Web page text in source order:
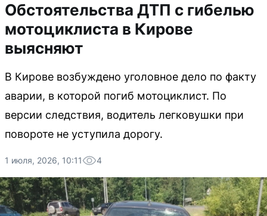
Обстоятельства ДТП с гибелью
мотоциклиста в Кирове
выясняют
В Кирове возбуждено уголовное дело по факту
аварии, в которой погиб мотоциклист. По
версии следствия, водитель легковушки при
повороте не уступила дорогу.
1 июля, 2026, 10:11 4